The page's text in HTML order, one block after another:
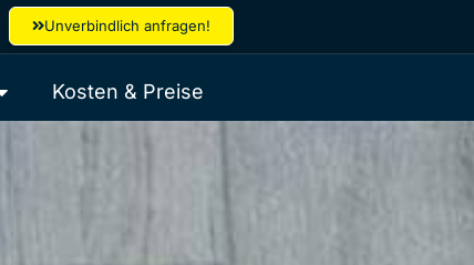
Unverbindlich anfragen!
Kosten & Preise